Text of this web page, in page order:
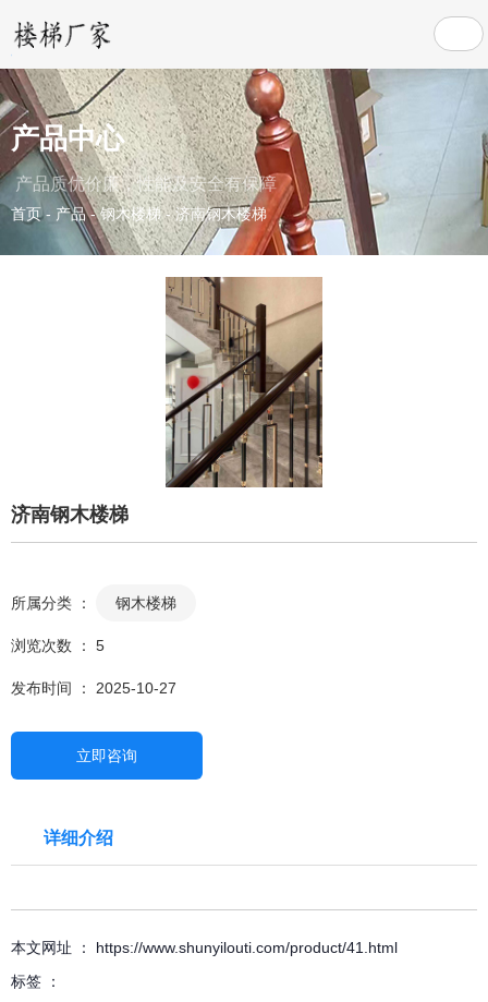
产品中心
产品质优价廉，性能及安全有保障
首页- 产品 -钢木楼梯 -济南钢木楼梯
济南钢木楼梯
所属分类 ： 钢木楼梯
浏览次数 ： 5
发布时间 ： 2025-10-27
立即咨询
详细介绍
本文网址 ： https://www.shunyilouti.com/product/41.html
标签 ：